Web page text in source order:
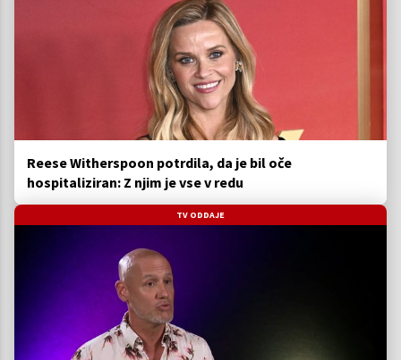
Reese Witherspoon potrdila, da je bil oče
hospitaliziran: Z njim je vse v redu
TV ODDAJE